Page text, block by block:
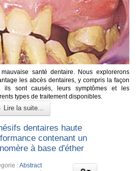
santé dentaire. Nous explorerons
les abcès dentaires, y compris la façon
ils sont causés, leurs symptômes et les
types de traitement disponibles.
Lire la suite...
dentaires haute
contenant un
à base d'éther
:Abstract